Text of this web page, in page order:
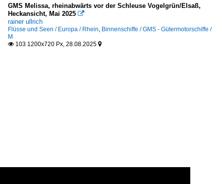
GMS Melissa, rheinabwärts vor der Schleuse Vogelgrün/Elsaß,
Heckansicht, Mai 2025 
rainer ullrich
Flüsse und Seen / Europa / Rhein, Binnenschiffe / GMS - Gütermotorschiffe /
M
 103 1200x720 Px, 28.08.2025 